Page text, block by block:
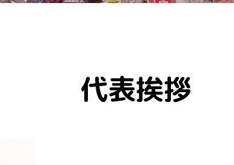
代表挨拶